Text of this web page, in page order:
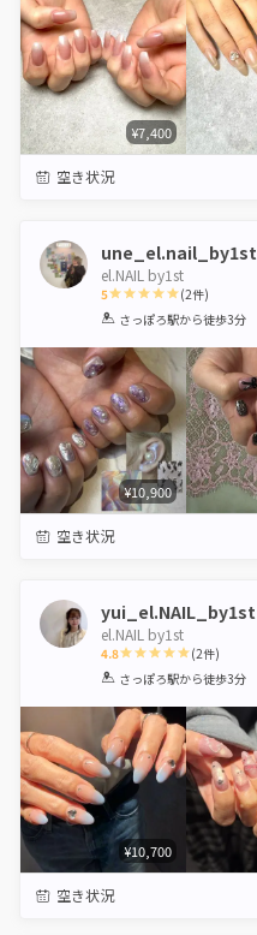
¥7,400
空き状況
une_el.nail_by1st
el.NAIL by1st
5
1 2 3 4 5
(2件)
さっぽろ駅から徒歩3分
¥10,900
空き状況
yui_el.NAIL_by1st
el.NAIL by1st
4.8
1 2 3 4 5
(2件)
さっぽろ駅から徒歩3分
¥10,700
空き状況